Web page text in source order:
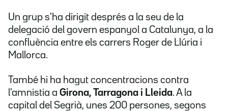
Un grup s'ha dirigit després a la seu de la
delegació del govern espanyol a Catalunya, a la
confluència entre els carrers Roger de Llúria i
Mallorca.
També hi ha hagut concentracions contra
l'amnistia a Girona, Tarragona i Lleida. A la
capital del Segrià, unes 200 persones, segons